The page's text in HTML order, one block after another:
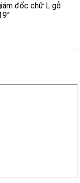
đốc chữ L gỗ